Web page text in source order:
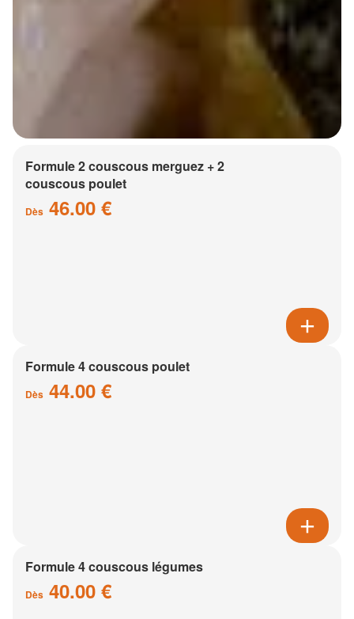
Formule 2 couscous merguez + 2
couscous poulet
Dès 46.00 €
Formule 4 couscous poulet
Dès 44.00 €
Formule 4 couscous légumes
Dès 40.00 €